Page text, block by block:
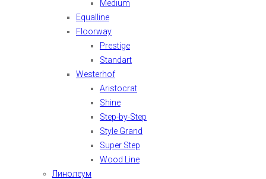
Medium
Equalline
Floorway
Prestige
Standart
Westerhof
Aristocrat
Shine
Step-by-Step
Style Grand
Super Step
Wood Line
Линолеум